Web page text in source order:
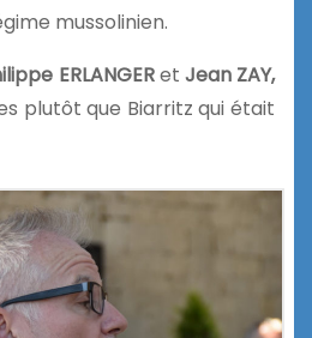
mussolinien.
ERLANGERet Jean ZAY,
plutôt que Biarritz qui était